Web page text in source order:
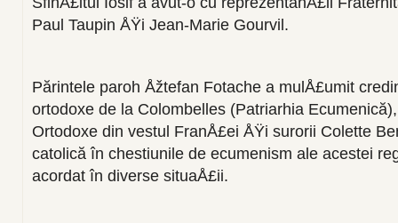
Paul Taupin ÅŸi Jean-Marie Gourvil.
Părintele paroh Åžtefan Fotache a mulÅ£umit
ortodoxe de la Colombelles (Patriarhia
Ortodoxe din vestul FranÅ£ei ÅŸi surorii Colette
catolică în chestiunile de ecumenism ale acestei
acordat în diverse situaÅ£ii.